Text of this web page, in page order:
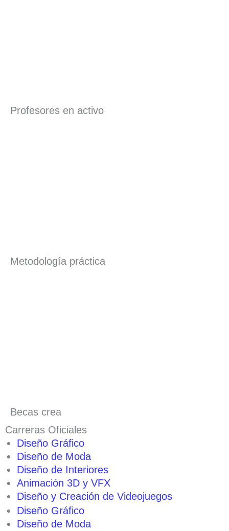
Profesores en activo
Metodología práctica
Becas crea
Carreras Oficiales
Diseño Gráfico
Diseño de Moda
Diseño de Interiores
Animación 3D y VFX
Diseño y Creación de Videojuegos
Diseño Gráfico
Diseño de Moda